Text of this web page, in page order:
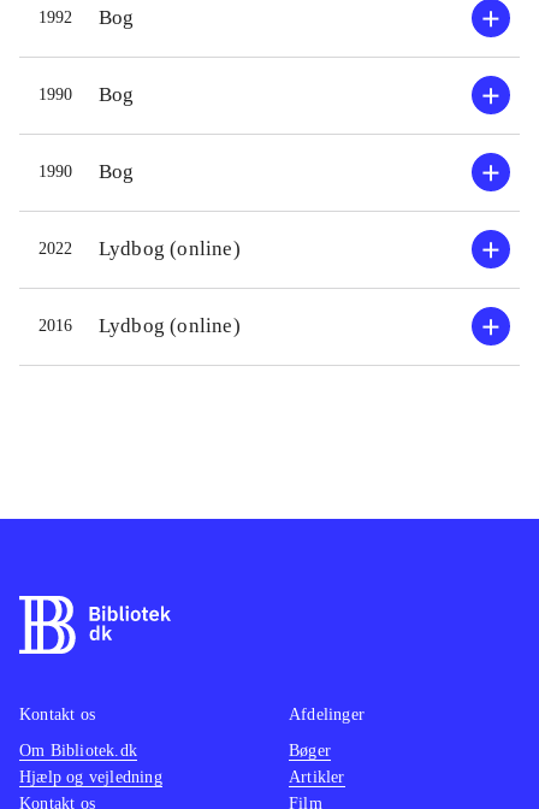
1992 Bog
1990 Bog
1990 Bog
2022 Lydbog (online)
2016 Lydbog (online)
Kontakt os
Om Bibliotek.dk
Hjælp og vejledning
Kontakt os
Afdelinger
Bøger
Artikler
Film